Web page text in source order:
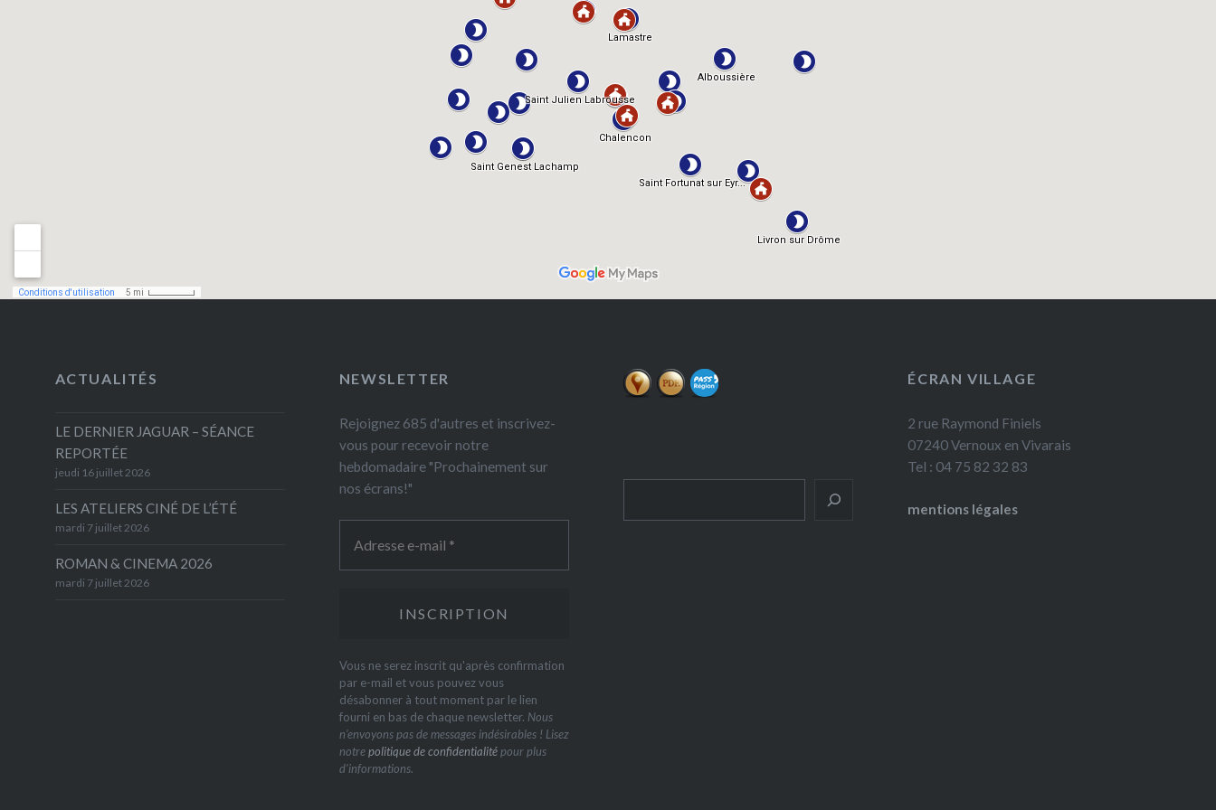
ACTUALITÉS
LE DERNIER JAGUAR – SÉANCE
REPORTÉE
jeudi 16 juillet 2026
LES ATELIERS CINÉ DE L’ÉTÉ
mardi 7 juillet 2026
ROMAN & CINEMA 2026
mardi 7 juillet 2026
NEWSLETTER
Rejoignez 685 d'autres et inscrivez-
vous pour recevoir notre
hebdomadaire "Prochainement sur
nos écrans!"
Vous ne serez inscrit qu'après confirmation
par e-mail et vous pouvez vous
désabonner à tout moment par le lien
fourni en bas de chaque newsletter. Nous
n’envoyons pas de messages indésirables ! Lisez
notrepolitique de confidentialitépour plus
d’informations.
ÉCRAN VILLAGE
2 rue Raymond Finiels
07240 Vernoux en Vivarais
Tel : 04 75 82 32 83
mentions légales